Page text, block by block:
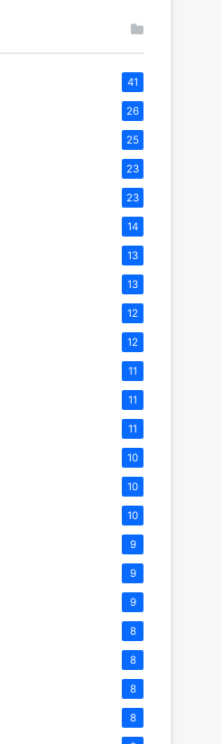
41
26
25
23
23
14
13
13
12
12
11
11
11
10
10
10
9
9
9
8
8
8
8